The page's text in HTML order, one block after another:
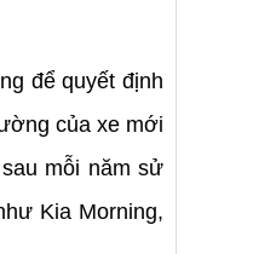
để quyết định
của xe mới
mỗi năm sử
Kia Morning,